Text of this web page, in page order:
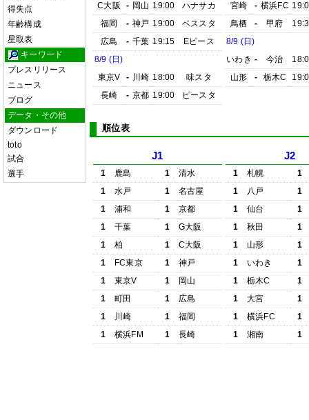
得失点
年齢構成
星取表
キーワード
プレスリリース
ニュース
ブログ
データ・その他
ダウンロード
toto
試合
選手
C大阪
- 岡山 19:00
ハナサカ
福岡
- 神戸 19:00
ベススタ
広島
- 千葉 19:15
Eピース
8/9 (日)
東京V
- 川崎 18:00
味スタ
長崎
- 京都 19:00 ピースタ
宮崎
- 横浜FC
鳥栖
- 甲府
8/9 (日)
いわき - 今治
山形
- 栃木C
順位表
J1
1 鹿島 1
清水
1
水戸 1
名古屋
1
浦和 1
京都
1
千葉 1
G大阪
1
柏 1
C大阪
1
FC東京 1
神戸
1
東京V 1
岡山
1
町田 1
広島
1
川崎 1
福岡
1
横浜FM 1 長崎
J2
1 札幌
1
1
八戸
1
1
仙台
1
1
秋田
1
1
山形
1
1
いわき
1
1
栃木C
1
1
大宮
1
1
横浜FC
1
1
湘南 1